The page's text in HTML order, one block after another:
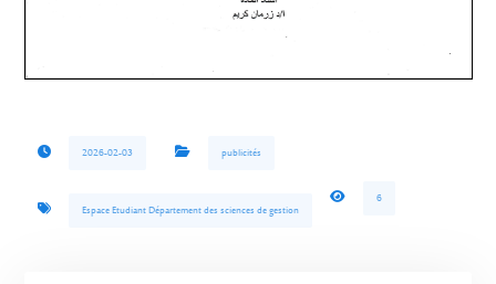
2026-02-03 publicités
Espace Etudiant Département des sciences de gestion
6